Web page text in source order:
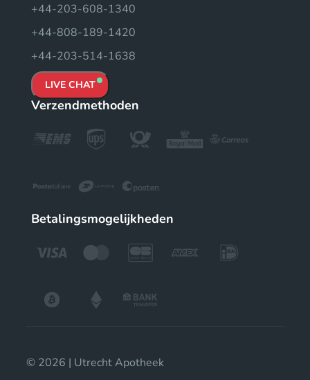
+44-203-608-1340
+44-808-189-1420
+44-203-514-1638
LIVE CHAT
Verzendmethoden
Betalingsmogelijkheden
© 2026 | Utrecht Apotheek